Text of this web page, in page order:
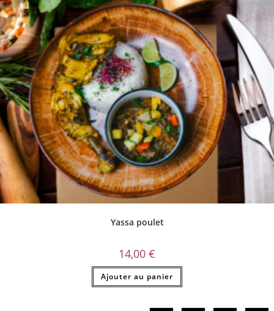
Yassa poulet
14,00 €
Ajouter au panier